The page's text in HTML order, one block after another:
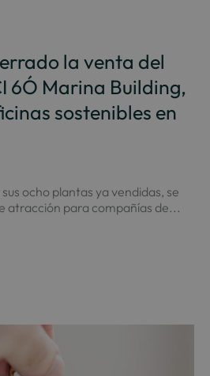
la venta del
6Ó Marina Building,
sostenibles en
ocho plantas ya vendidas, se
atracción para compañías de...